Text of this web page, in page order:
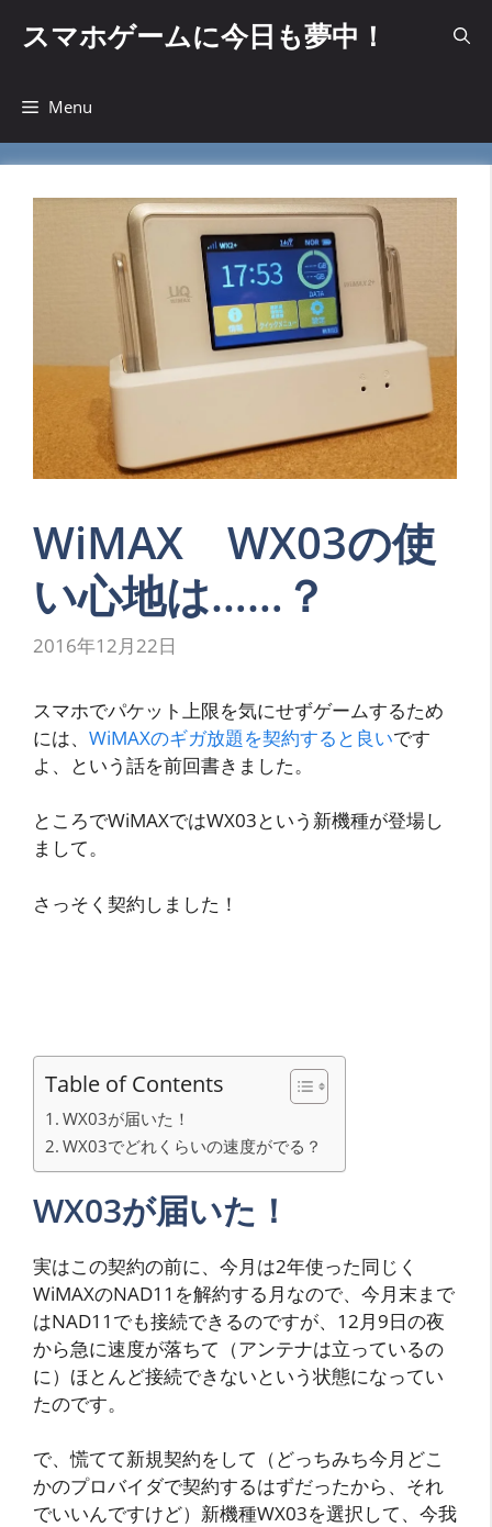
へ
スマホゲームに今日も夢中！
Menu
WiMAX WX03の使
い心地は……？
2016年12月22日
スマホでパケット上限を気にせずゲームするため
には、 WiMAXのギガ放題を契約すると良いです
よ、という話を前回書きました。
ところでWiMAXではWX03という新機種が登場し
まして。
さっそく契約しました！
Table of Contents
WX03が届いた！
WX03でどれくらいの速度がでる？
WX03が届いた！
実はこの契約の前に、今月は2年使った同じく
WiMAXのNAD11を解約する月なので、今月末まで
はNAD11でも接続できるのですが、12月9日の夜
から急に速度が落ちて（アンテナは立っているの
に）ほとんど接続できないという状態になってい
たのです。
で、慌てて新規契約をして（どっちみち今月どこ
かのプロバイダで契約するはずだったから、それ
でいいんですけど）新機種WX03を選択して、今我